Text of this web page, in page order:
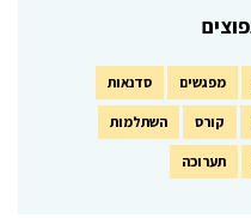
מפגשים סדנאות
קורס השתלמות
תערוכה